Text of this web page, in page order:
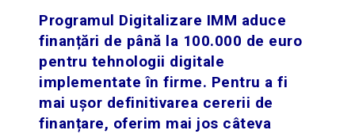
Programul Digitalizare IMM aduce
finanțări de până la 100.000 de euro
pentru tehnologii digitale
implementate în firme. Pentru a fi
mai ușor definitivarea cererii de
finanțare, oferim mai jos câteva